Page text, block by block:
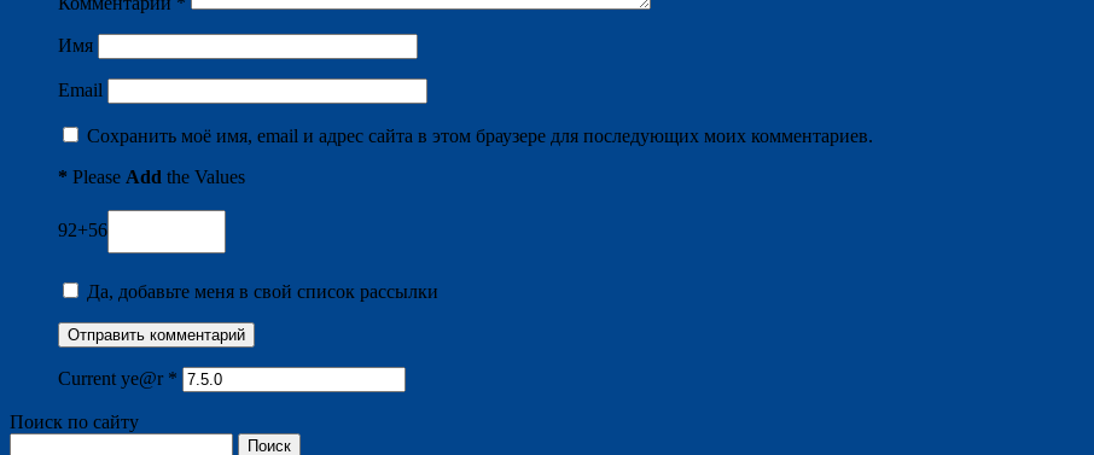
Имя
Email
Сохранить моё имя, email и адрес сайта в этом браузере для последующих моих комментариев.
* Please Add the Values
92+56
Да, добавьте меня в свой список рассылки
Current ye@r *
Поиск по сайту